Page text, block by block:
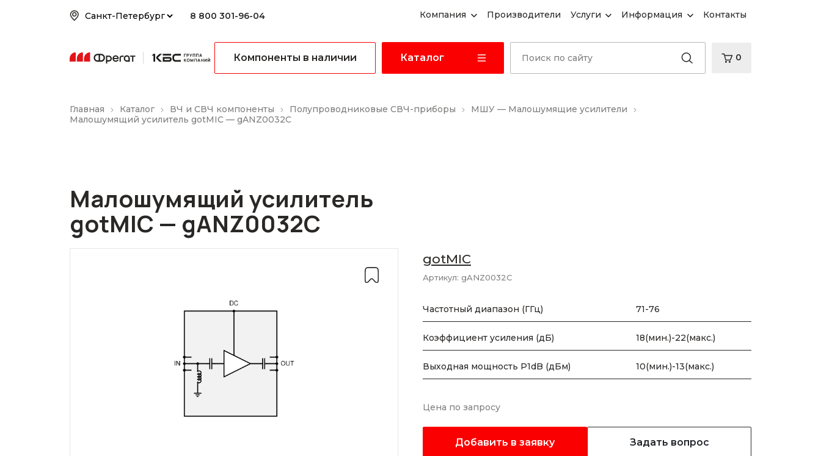
8 800 301-96-04 Компания Производители Услуги Информация Контакты
Компоненты в наличии Каталог 0
Главная Каталог ВЧ и СВЧ компоненты Полупроводниковые СВЧ-приборы
МШУ — Малошумящие усилители
Малошумящий усилитель gotMIC — gANZ0032C
Малошумящий усилитель
gotMIC — gANZ0032C
gotMIC
Артикул: gANZ0032C
Частотный диапазон (ГГц) 71-76
Коэффициент усиления (дБ) 18(мин.)-22(макс.)
Выходная мощность P1dB (дБм) 10(мин.)-13(макс.)
Цена по запросу
Добавить в заявку Задать вопрос